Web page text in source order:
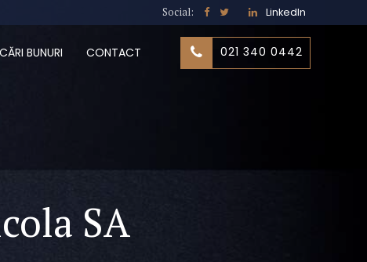
Social: LinkedIn
021 340 0442
BUNURI CONTACT
SA